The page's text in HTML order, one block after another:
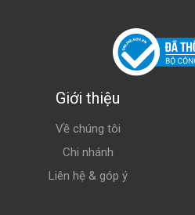
Giới thiệu
Về chúng tôi
Chi nhánh
Liên hệ & góp ý